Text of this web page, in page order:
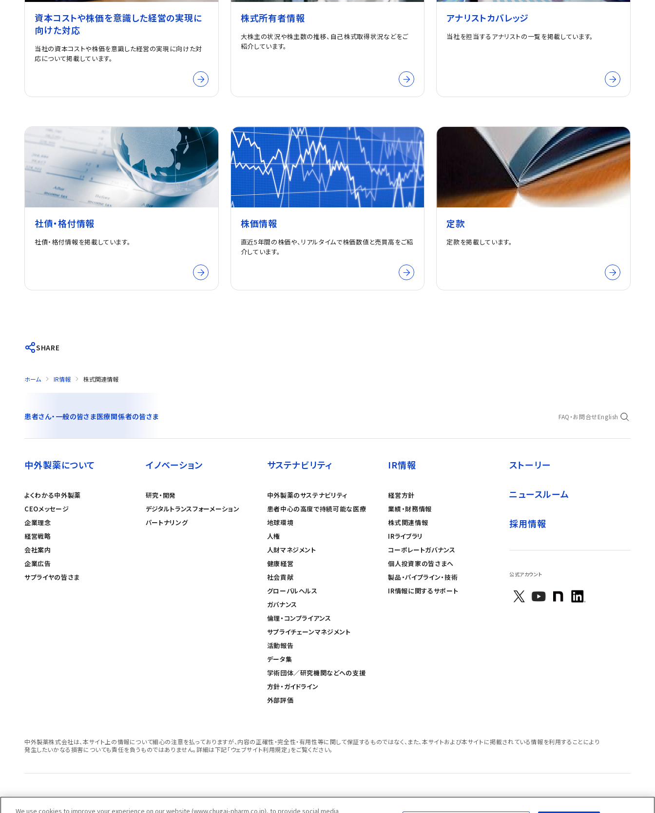
資本コストや株価を意識した経営の実現に
向けた対応
当社の資本コストや株価を意識した経営の実現に向けた対
応について掲載しています。
株式所有者情報
大株主の状況や株主数の推移、自己株式取得状況などをご
紹介しています。
アナリストカバレッジ
当社を担当するアナリストの一覧を掲載しています。
社債・格付情報
社債・格付情報を掲載しています。
株価情報
直近5年間の株価や、リアルタイムで株価数値と売買高をご紹
介しています。
定款
定款を掲載しています。
SHARE
ホーム IR情報 株式関連情報
患者さん・一般の皆さま医療関係者の皆さま FAQ・お問合せEnglish
中外製薬について
よくわかる中外製薬
CEOメッセージ
企業理念
経営戦略
会社案内
企業広告
サプライヤの皆さま
イノベーション
研究・開発
デジタルトランスフォーメーション
パートナリング
サステナビリティ
中外製薬のサステナビリティ
患者中心の高度で持続可能な医療
地球環境
人権
人財マネジメント
健康経営
社会貢献
グローバルヘルス
ガバナンス
倫理・コンプライアンス
サプライチェーンマネジメント
活動報告
データ集
学術団体／研究機関などへの支援
方針・ガイドライン
外部評価
IR情報
経営方針
業績・財務情報
株式関連情報
IRライブラリ
コーポレートガバナンス
個人投資家の皆さまへ
製品・パイプライン・技術
IR情報に関するサポート
ストーリー
ニュースルーム
採用情報
公式アカウント
中外製薬株式会社は、本サイト上の情報について細心の注意を払っておりますが、内容の正確性・完全性・有用性等に関して保証するものではなく、また、本サイトおよび本サイトに掲載されている情報を利用することにより
発生したいかなる損害についても責任を負うものではありません。詳細は下記「ウェブサイト利用規定」をご覧ください。
We use cookies to improve your experience on our website (www.chugai-pharm.co.jp), to provide social media